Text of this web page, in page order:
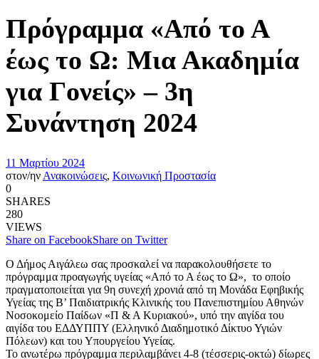
Πρόγραμμα «Από το Α
έως το Ω: Μια Ακαδημία
για Γονείς» – 3η
Συνάντηση 2024
11 Μαρτίου 2024
στον/ην Ανακοινώσεις, Κοινωνική Προστασία
0
SHARES
280
VIEWS
Share on FacebookShare on Twitter
Ο Δήμος Αιγάλεω σας προσκαλεί να παρακολουθήσετε το
πρόγραμμα προαγωγής υγείας «Από το Α έως το Ω», το οποίο
πραγματοποιείται για 9η συνεχή χρονιά από τη Μονάδα Εφηβικής
Υγείας της Β’ Παιδιατρικής Κλινικής του Πανεπιστημίου Αθηνών
Νοσοκομείο Παίδων «Π & Α Κυριακού», υπό την αιγίδα του
αιγίδα του ΕΔΔΥΠΠΥ (Ελληνικό Διαδημοτικό Δίκτυο Υγιών
Πόλεων) και του Υπουργείου Υγείας.
Το ανωτέρω πρόγραμμα περιλαμβάνει 4-8 (τέσσερις-οκτώ) δίωρες